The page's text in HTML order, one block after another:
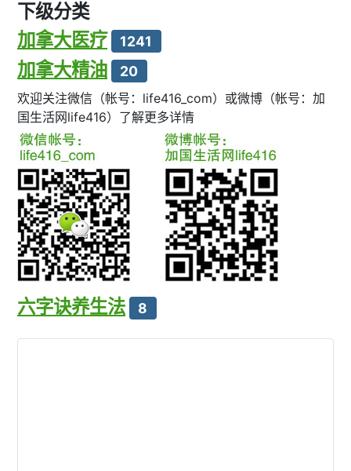
下级分类
加拿大医疗
1241
加拿大精油 20
欢迎关注微信（帐号：life416_com）或微博（帐号：加
国生活网life416）了解更多详情
六字诀养生法 8